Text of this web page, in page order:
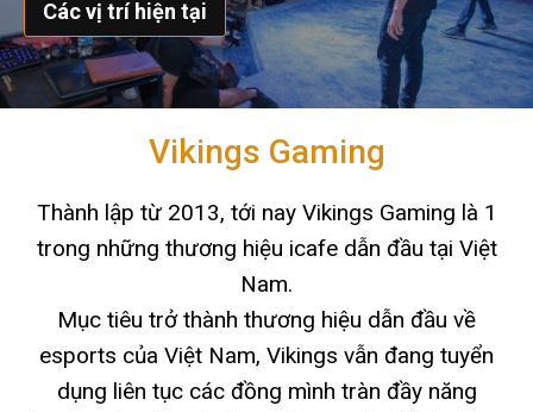
Các vị trí hiện tại
Vikings Gaming
Thành lập từ 2013, tới nay Vikings Gaming là 1
trong những thương hiệu icafe dẫn đầu tại Việt
Nam.
Mục tiêu trở thành thương hiệu dẫn đầu về
esports của Việt Nam, Vikings vẫn đang tuyển
dụng liên tục các đồng mình tràn đầy năng